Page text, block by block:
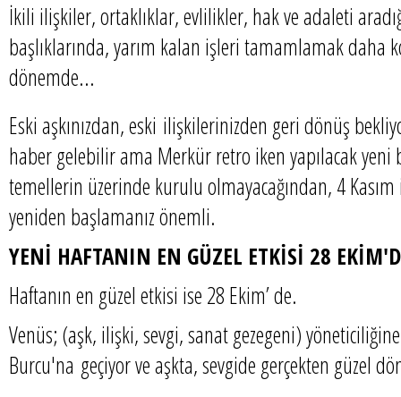
İkili ilişkiler, ortaklıklar, evlilikler, hak ve adaleti
başlıklarında, yarım kalan işleri tamamlamak daha
dönemde...
Eski aşkınızdan, eski ilişkilerinizden geri dönüş
haber gelebilir ama Merkür retro iken yapılacak yeni
temellerin üzerinde kurulu olmayacağından, 4
yeniden başlamanız önemli.
YENİ HAFTANIN EN GÜZEL ETKİSİ 28
Haftanın en güzel etkisi ise 28 Ekim’ de.
Venüs; (aşk, ilişki, sevgi, sanat gezegeni)
Burcu'na geçiyor ve aşkta, sevgide gerçekten güzel